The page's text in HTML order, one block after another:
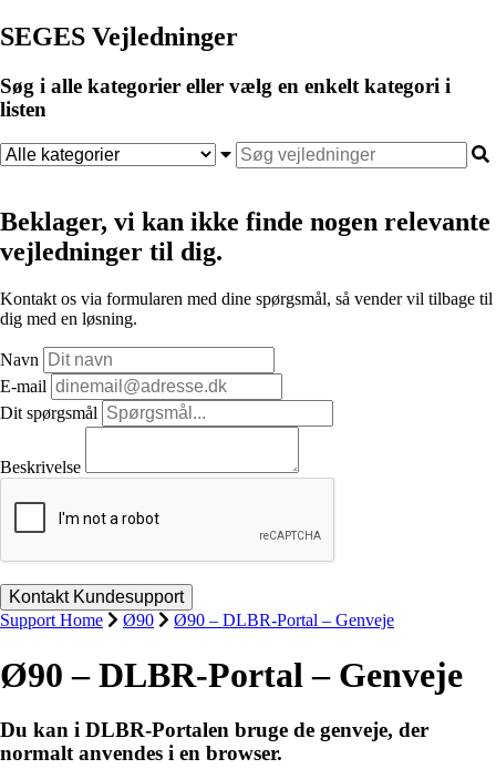
SEGES Vejledninger
Søg i alle kategorier eller vælg en enkelt kategori i
listen
Beklager, vi kan ikke finde nogen relevante
vejledninger til dig.
Kontakt os via formularen med dine spørgsmål, så vender vil tilbage til
dig med en løsning.
Navn
E-mail
Dit spørgsmål
Beskrivelse
Support Home Ø90 Ø90 – DLBR-Portal – Genveje
Ø90 – DLBR-Portal – Genveje
Du kan i DLBR-Portalen bruge de genveje, der
normalt anvendes i en browser.